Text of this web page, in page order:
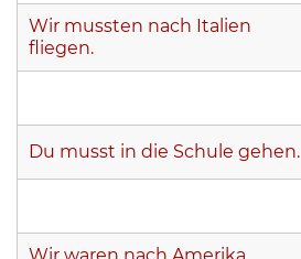
Wir mussten nach Italien
fliegen.
Du musst in die Schule gehen.